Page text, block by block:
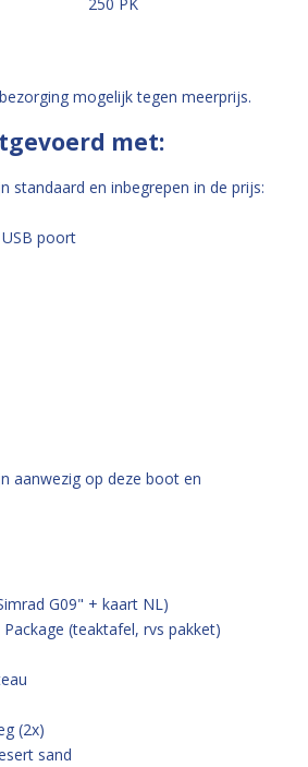
mogelijk tegen meerprijs.
met:
standaard en inbegrepen in de prijs:
poort
aanwezig op deze boot en
G09" + kaart NL)
(teaktafel, rvs pakket)
(2x)
sand